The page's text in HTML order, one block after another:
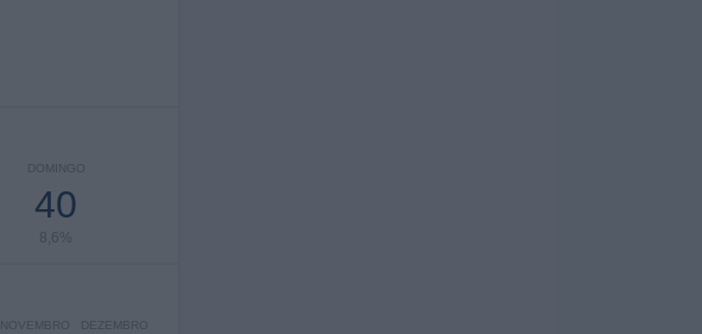
DOMINGO
40
8,6%
NOVEMBRO DEZEMBRO